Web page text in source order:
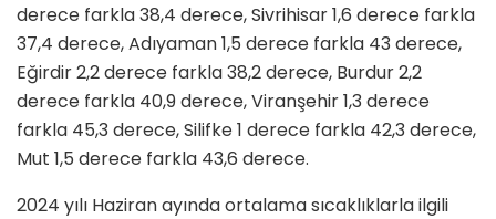
derece farkla 38,4 derece, Sivrihisar 1,6 derece farkla
37,4 derece, Adıyaman 1,5 derece farkla 43 derece,
Eğirdir 2,2 derece farkla 38,2 derece, Burdur 2,2
derece farkla 40,9 derece, Viranşehir 1,3 derece
farkla 45,3 derece, Silifke 1 derece farkla 42,3 derece,
Mut 1,5 derece farkla 43,6 derece.
2024 yılı Haziran ayında ortalama sıcaklıklarla ilgili